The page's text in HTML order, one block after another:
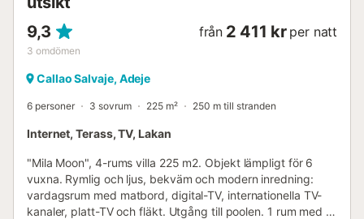
9,3
3 omdömen
från 2 411 kr per natt
Callao Salvaje, Adeje
6 personer 3 sovrum 225 m² 250 m till stranden
Internet, Terass, TV, Lakan
"Mila Moon", 4-rums villa 225 m2. Objekt lämpligt för 6
vuxna. Rymlig och ljus, bekväm och modern inredning:
vardagsrum med matbord, digital-TV, internationella TV-
kanaler, platt-TV och fläkt. Utgång till poolen. 1 rum med 1